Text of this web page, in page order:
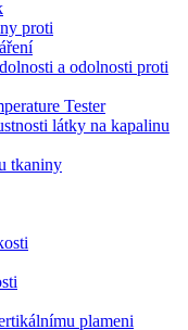
proti
a odolnosti proti
Tester
látky na kapalinu
tkaniny
plameni